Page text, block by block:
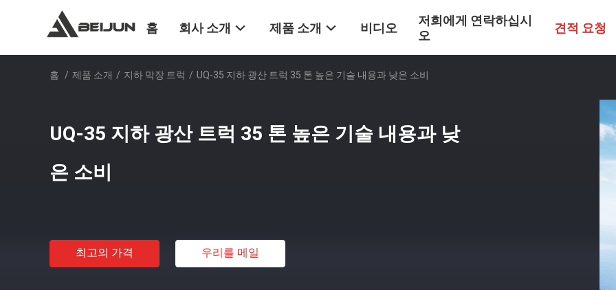
홈 회사 소개 제품 소개 비디오
저희에게 연락하십시
오
견적 요청
홈 / 제품 소개 / 지하 막장 트럭 / UQ-35 지하 광산 트럭 35 톤 높은 기술 내용과 낮은 소비
UQ-35 지하 광산 트럭 35 톤 높은 기술 내용과 낮
은 소비
최고의 가격 우리를 메일